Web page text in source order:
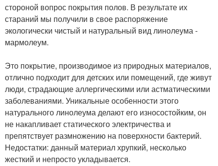
стороной вопрос покрытия полов. В результате их
стараний мы получили в свое распоряжение
экологически чистый и натуральный вид линолеума -
мармолеум.
Это покрытие, производимое из природных материалов,
отлично подходит для детских или помещений, где живут
люди, страдающие аллергическими или астматическими
заболеваниями. Уникальные особенности этого
натурального линолеума делают его износостойким, он
не накапливает статического электричества и
препятствует размножению на поверхности бактерий.
Недостатки: данный материал хрупкий, несколько
жесткий и непросто укладывается.